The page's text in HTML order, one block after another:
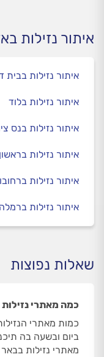
איתור נזילות
איתור נזילות בבית
איתור נזילות בלוד
איתור נזילות בנס
איתור נזילות בראשון
איתור נזילות
איתור נזילות ברמלה
שאלות נפוצות
כמה מאתרי
כמות מאתרי
מאתרי נזילות